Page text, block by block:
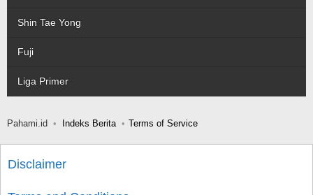
Shin Tae Yong
Fuji
Liga Primer
Pahami.id Indeks Berita Terms of Service
Disclaimer